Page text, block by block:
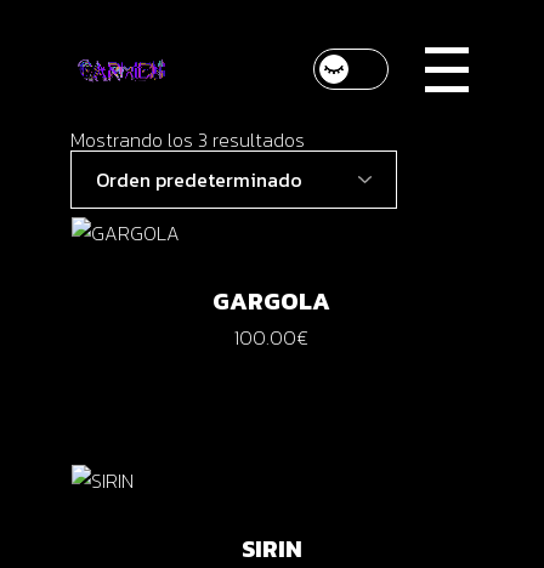
Mostrando los 3 resultados
GARGOLA
100.00€
SIRIN